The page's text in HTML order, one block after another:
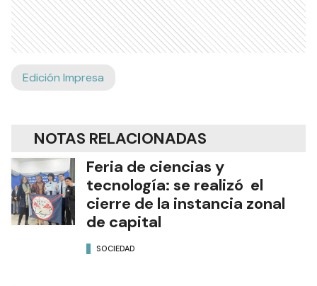
Edición Impresa
NOTAS RELACIONADAS
Feria de ciencias y
tecnología: se realizó el
cierre de la instancia zonal
de capital
SOCIEDAD